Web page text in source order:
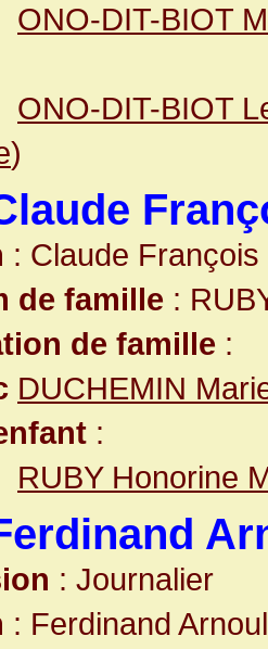
ONO-DIT-BIOT
ONO-DIT-BIOT
)
: Claude François
de famille :
de famille :
DUCHEMIN
:
RUBY Honorine
: Journalier
: Ferdinand